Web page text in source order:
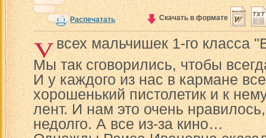
Распечатать Скачать в формате
Увсех мальчишек 1-го класса
Мы так сговорились, чтобы
И у каждого из нас в кармане
хорошенький пистолетик и к
лент. И нам это очень
недолго. А все из-за кино…